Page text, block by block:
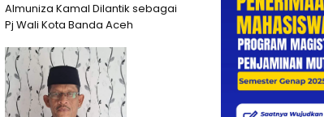
Almuniza Kamal Dilantik sebagai
Pj Wali Kota Banda Aceh